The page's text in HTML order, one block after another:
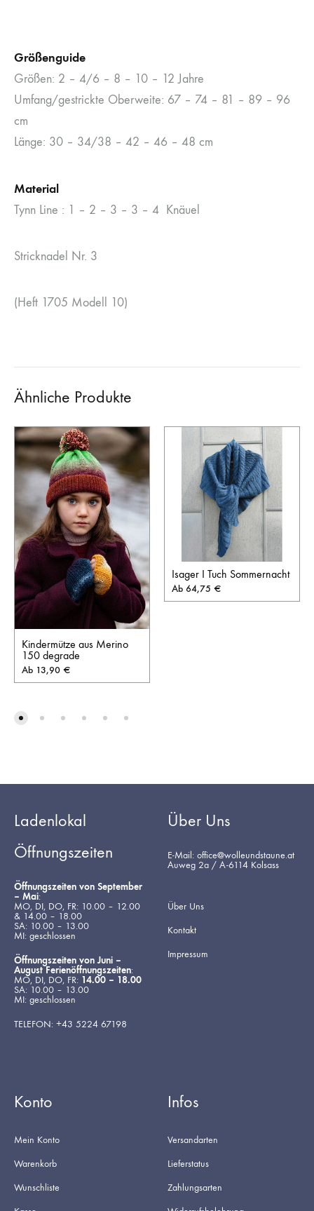
Größenguide
Größen: 2 – 4/6 – 8 – 10 – 12 Jahre
Umfang/gestrickte Oberweite: 67 – 74 – 81 – 89 – 96
cm
Länge: 30 – 34/38 – 42 – 46 – 48 cm
Material
Tynn Line : 1 – 2 – 3 – 3 – 4 Knäuel
Stricknadel Nr. 3
(Heft 1705 Modell 10)
Ähnliche Produkte
Kindermütze aus Merino
150 degrade
Ab 13,90 €
Isager I Tuch Sommernacht
Ab 64,75 €
Ladenlokal
Öffnungszeiten
Öffnungszeiten von September
– Mai:
MO, DI, DO, FR: 10.00 – 12.00
& 14.00 – 18.00
SA: 10.00 – 13.00
MI: geschlossen
Öffnungszeiten von Juni –
August Ferienöffnungszeiten:
MO, DI, DO, FR: 14.00 – 18.00
SA: 10.00 – 13.00
MI: geschlossen
TELEFON: +43 5224 67198
Über Uns
E-Mail: office@wolleundstaune.at
Auweg 2a / A-6114 Kolsass
Über Uns
Kontakt
Impressum
Konto
Mein Konto
Warenkorb
Wunschliste
Infos
Versandarten
Lieferstatus
Zahlungsarten